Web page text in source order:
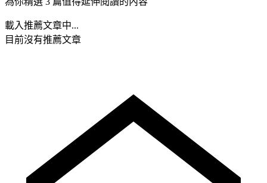
載入推薦文章中...
目前沒有推薦文章